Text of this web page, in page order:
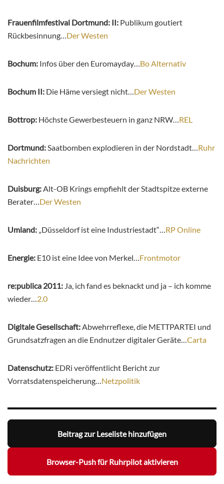
Frauenfilmfestival Dortmund: II: Publikum goutiert
Rückbesinnung…Der Westen
Bochum: Infos über den Euromayday…Bo Alternativ
Bochum II: Die Häme versiegt nicht…Der Westen
Bottrop: Höchste Gewerbesteuern in ganz NRW…REL
Dortmund:Saatbomben explodieren in der Nordstadt…Ruhr
Nachrichten
Duisburg:Alt-OB Krings empfiehlt der Stadtspitze externe
Berater…Der Westen
Umland: „Düsseldorf ist eine Industriestadt“…RP Online
Energie: E10 ist eine Idee von Merkel…Frontmotor
re:publica 2011: Ja, ich fand es beknackt und ja – ich komme
wieder…2.0
Digitale Gesellschaft:Abwehrreflexe, die METTPARTEI und
Grundsatzfragen an die Endnutzer digitaler Geräte…Carta
Datenschutz: EDRi veröffentlicht Bericht zur
Vorratsdatenspeicherung…Netzpolitik
Beitrag zur Leseliste hinzufügen
Browser-Push für Ruhrpilot aktivieren